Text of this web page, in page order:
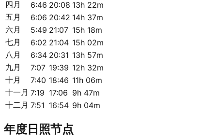
四月 6:46 20:08 13h 22m
五月
6:06 20:42 14h 37m
六月
5:49 21:07 15h 18m
七月
6:02 21:04 15h 02m
八月
6:34 20:31 13h 57m
九月
7:07 19:39 12h 32m
十月
7:40 18:46 11h 06m
十一月 7:19 17:06 9h 47m
十二月 7:51 16:54 9h 04m
年度日照节点